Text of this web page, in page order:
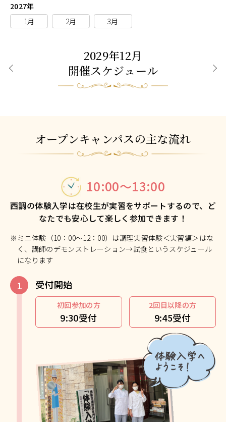
2027年
1月
2月 3月
2029年12月
開催スケジュール
オープンキャンパスの主な流れ
10:00～13:00
西調の体験入学は在校生が実習をサポートするので、ど
なたでも安心して楽しく参加できます！
※ミニ体験（10：00～12：00）は調理実習体験＜実習編＞はな
く、講師のデモンストレーション→試食というスケジュール
になります
受付開始
初回参加の方
9:30受付
2回目以降の方
9:45受付